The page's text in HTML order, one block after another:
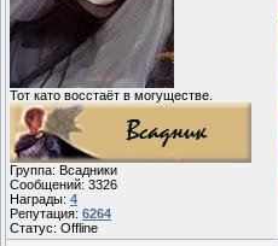
Тот като восстаёт в могуществе.
Группа: Всадники
Сообщений: 3326
Награды: 4
Репутация: 6264
Статус: Offline